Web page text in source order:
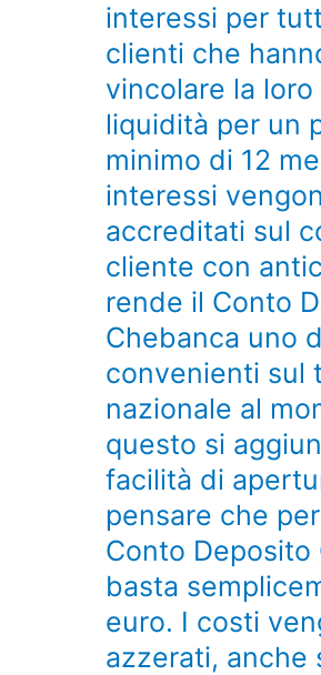
interessi per
clienti che
vincolare la loro
liquidità per un
minimo di 12
interessi
accreditati sul
cliente con
rende il Conto
Chebanca uno
convenienti sul
nazionale al
questo si
facilità di
pensare che
Conto Deposito
basta
euro. I costi
azzerati, anche